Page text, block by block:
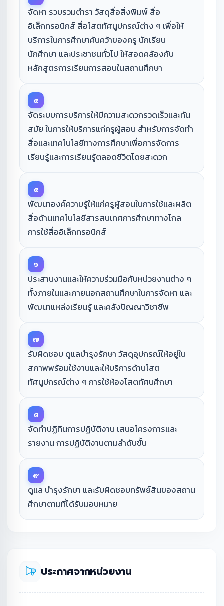
จัดหา รวบรวมตํารา วัสดุสื่อสิ่งพิมพ์ สื่อ
อิเล็กทรอนิกส์ สื่อโสตทัศนูปกรณ์ต่าง ๆ เพื่อให้
บริการในการศึกษาค้นคว้าของครู นักเรียน
นักศึกษา และประชาชนทั่วไป ให้สอดคล้องกับ
หลักสูตรการเรียนการสอนในสถานศึกษา
๔
จัดระบบการบริการให้มีความสะดวกรวดเร็วและทัน
สมัย ในการให้บริการแก่ครูผู้สอน สำหรับการจัดทำ
สื่อและเทคโนโลยีทางการศึกษาเพื่อการจัดการ
เรียนรู้และการเรียนรู้ตลอดชีวิตโดยสะดวก
๕
พัฒนาองค์ความรู้ให้แก่ครูผู้สอนในการใช้และผลิต
สื่อด้านเทคโนโลยีสารสนเทศการศึกษาทางไกล
การใช้สื่ออิเล็กทรอนิกส์
๖
ประสานงานและให้ความร่วมมือกับหน่วยงานต่าง ๆ
ทั้งภายในและภายนอกสถานศึกษาในการจัดหา และ
พัฒนาแหล่งเรียนรู้ และคลังปัญญาวิชาชีพ
๗
รับผิดชอบ ดูแลบำรุงรักษา วัสดุอุปกรณ์ให้อยู่ใน
สภาพพร้อมใช้งานและให้บริการด้านโสต
ทัศนูปกรณ์ต่าง ๆ การใช้ห้องโสตทัศนศึกษา
๘
จัดทำปฏิทินการปฏิบัติงาน เสนอโครงการและ
รายงาน การปฏิบัติงานตามลำดับขั้น
๙
ดูแล บำรุงรักษา และรับผิดชอบทรัพย์สินของสถาน
ศึกษาตามที่ได้รับมอบหมาย
ประกาศจากหน่วยงาน